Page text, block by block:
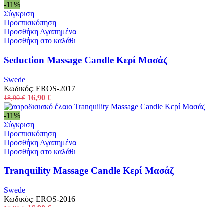
-11%
Σύγκριση
Προεπισκόπηση
Προσθήκη Αγαπημένα
Προσθήκη στο καλάθι
Seduction Massage Candle Κερί Μασάζ
Swede
Κωδικός: EROS-2017
18,90€ 16,90 €
-11%
Σύγκριση
Προεπισκόπηση
Προσθήκη Αγαπημένα
Προσθήκη στο καλάθι
Tranquility Massage Candle Κερί Μασάζ
Swede
Κωδικός: EROS-2016